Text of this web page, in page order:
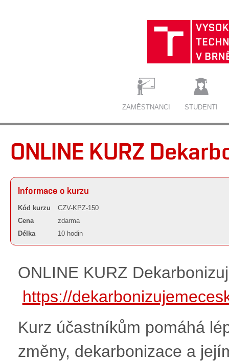
ZAMĚSTNANCI STUDENTI
ONLINE KURZ
Informace o kurzu
Kód kurzu
CZV-KPZ-150
Cena
zdarma
Délka
10 hodin
ONLINE KURZ
https://
Kurz účastníkům pomáhá
změny, dekarbonizace a